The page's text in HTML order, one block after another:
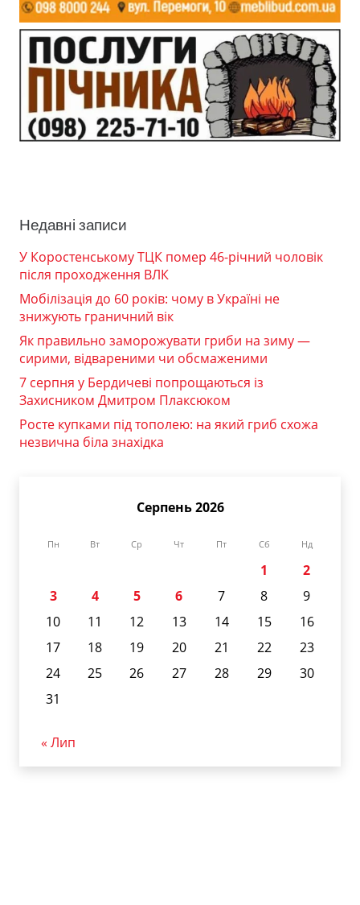
Недавні записи
У Коростенському ТЦК помер 46-річний чоловік
після проходження ВЛК
Мобілізація до 60 років: чому в Україні не
знижують граничний вік
Як правильно заморожувати гриби на зиму —
сирими, відвареними чи обсмаженими
7 серпня у Бердичеві попрощаються із
Захисником Дмитром Плаксюком
Росте купками під тополею: на який гриб схожа
незвична біла знахідка
Серпень 2026
Пн Вт Ср Чт Пт Сб Нд
1
2
3
4 5 6 7 8
9
10
11 12 13 14 15
16
17
18 19 20 21 22
23
24
25 26 27 28 29
30
31
« Лип